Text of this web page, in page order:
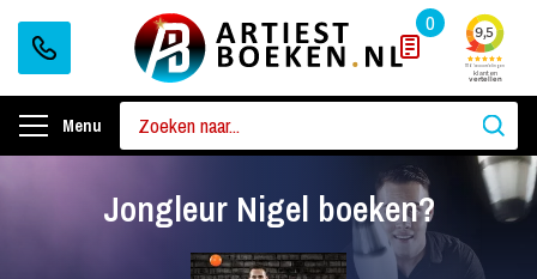
0
Menu
Jongleur Nigel boeken?